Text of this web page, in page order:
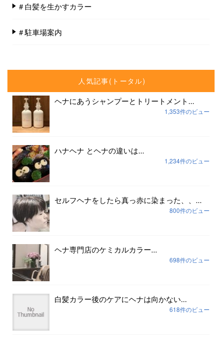
＃白髪を生かすカラー
＃駐車場案内
人気記事(トータル)
ヘナにあうシャンプーとトリートメント...
1,353件のビュー
ハナヘナ とヘナの違いは...
1,234件のビュー
セルフヘナをしたら真っ赤に染まった、、...
800件のビュー
ヘナ専門店のケミカルカラー...
698件のビュー
白髪カラー後のケアにヘナは向かない...
618件のビュー